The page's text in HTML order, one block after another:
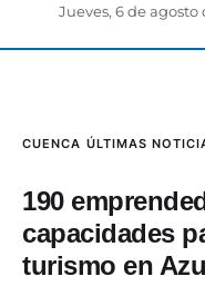
Jueves, 6 de agosto
CUENCA ÚLTIMAS
190
capacidades
turismo en